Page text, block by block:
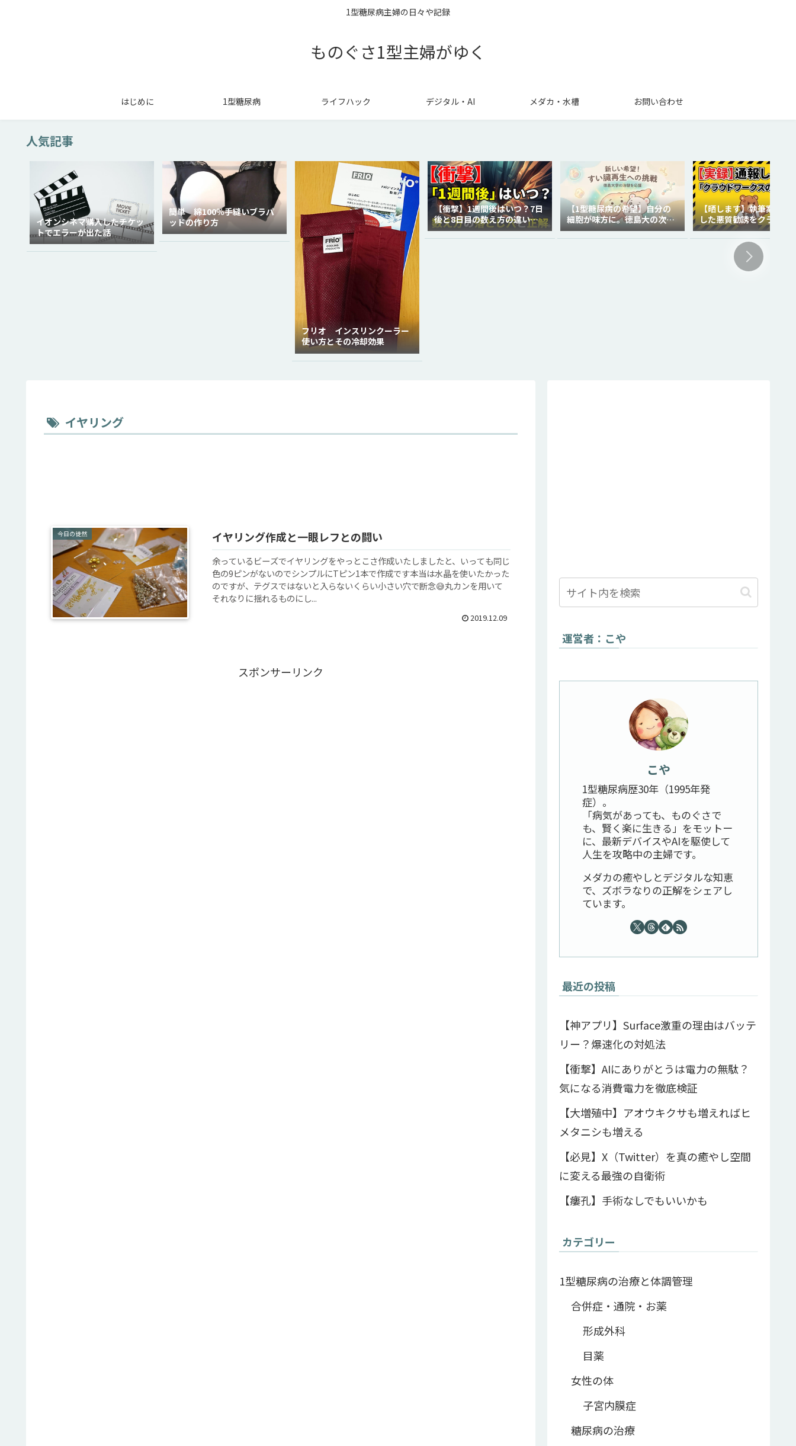
1型糖尿病主婦の日々や記録
ものぐさ1型主婦がゆく
はじめに 1型糖尿病 ライフハック デジタル・AI メダカ・水槽 お問い合わせ
人気記事
イオンシネマ購入したチケッ
トでエラーが出た話
簡単 綿100％手縫いブラパ
ッドの作り方
フリオ インスリンクーラー
使い方とその冷却効果
【衝撃】1週間後はいつ？7日
後と8日目の数え方の違いを
徹底解説！
【1型糖尿病の希望】自分の
細胞が味方に。徳島大の次世
代再生医療
【晒します】執筆案件で
した悪質勧誘をクラウド
クスに通報しました。
イヤリング
今日の徒然 イヤリング作成と一眼レフとの闘い
余っているビーズでイヤリングをやっとこさ作成いたしましたと、いっても同じ
色の9ピンがないのでシンプルにTピン1本で作成です本当は水晶を使いたかった
のですが、テグスではないと入らないくらい小さい穴で断念😅丸カンを用いて
それなりに揺れるものにし...
2019.12.09
スポンサーリンク
運営者：こや
こや
1型糖尿病歴30年（1995年発
症）。
「病気があっても、ものぐさで
も、賢く楽に生きる」をモットー
に、最新デバイスやAIを駆使して
人生を攻略中の主婦です。
メダカの癒やしとデジタルな知恵
で、ズボラなりの正解をシェアし
ています。
最近の投稿
【神アプリ】Surface激重の理由はバッテ
リー？爆速化の対処法
【衝撃】AIにありがとうは電力の無駄？
気になる消費電力を徹底検証
【大増殖中】アオウキクサも増えればヒ
メタニシも増える
【必見】X（Twitter）を真の癒やし空間
に変える最強の自衛術
【瘻孔】手術なしでもいいかも
カテゴリー
1型糖尿病の治療と体調管理
合併症・通院・お薬
形成外科
目薬
女性の体
子宮内膜症
糖尿病の治療